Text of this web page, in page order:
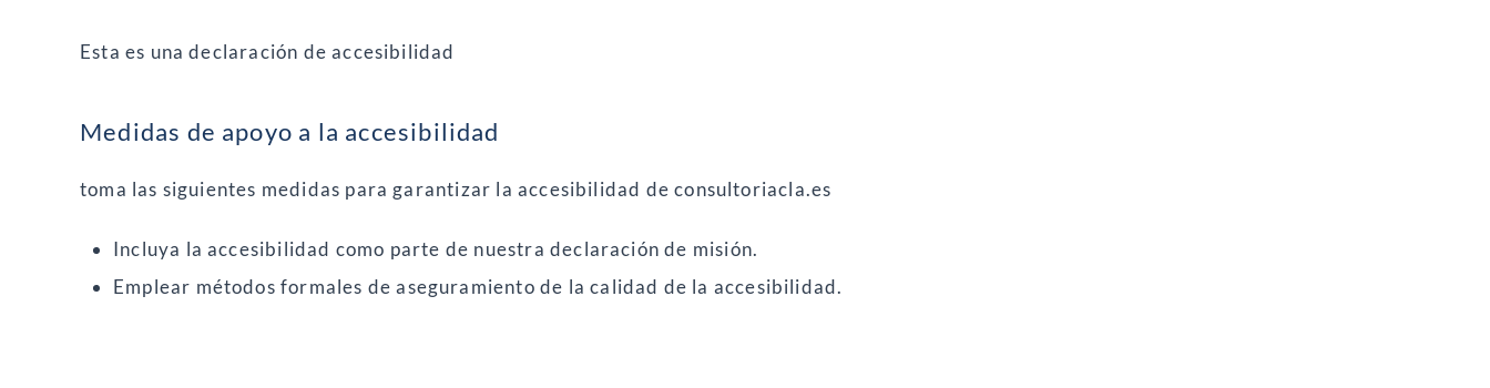
Esta es una declaración de accesibilidad
Medidas de apoyo a la accesibilidad
toma las siguientes medidas para garantizar la accesibilidad de consultoriacla.es
Incluya la accesibilidad como parte de nuestra declaración de misión.
Emplear métodos formales de aseguramiento de la calidad de la accesibilidad.